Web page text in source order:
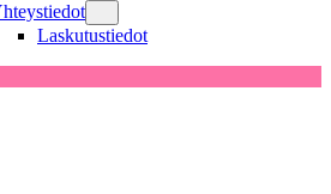
Laskutustiedot